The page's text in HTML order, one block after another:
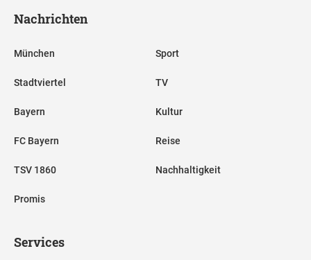
Nachrichten
München
Stadtviertel
Bayern
FC Bayern
TSV 1860
Promis
Sport
TV
Kultur
Reise
Nachhaltigkeit
Services